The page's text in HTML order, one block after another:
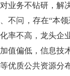
业务不钻研，解
不问，存在“本
率不高，龙头企
值偏低，信息技
优质公共资源分